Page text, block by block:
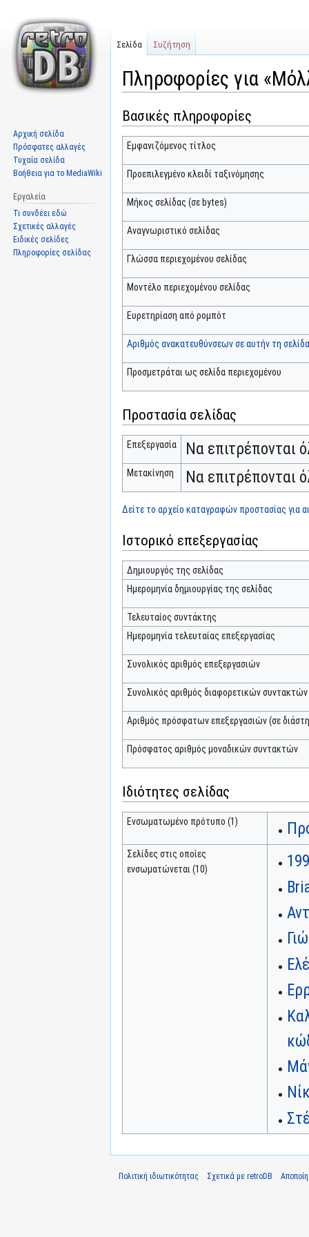
Πληροφορίες για
Μετάβαση
στην
πλοήγηση
Πήδηση
στην
αναζήτηση
Βασικές πληροφορίες
Εμφανιζόμενος τίτλος
Προεπιλεγμένο κλειδί ταξινόμησης
Μήκος σελίδας (σε bytes)
Αναγνωριστικό σελίδας
Γλώσσα περιεχομένου σελίδας
Μοντέλο περιεχομένου σελίδας
Ευρετηρίαση από ρομπότ
Αριθμός ανακατευθύνσεων σε αυτήν τη σελίδα
Προσμετράται ως σελίδα περιεχομένου
Προστασία σελίδας
Επεξεργασία Να επιτρέπονται
Μετακίνηση Να επιτρέπονται
Δείτε το αρχείο καταγραφών προστασίας για
Ιστορικό επεξεργασίας
Δημιουργός της σελίδας
Ημερομηνία δημιουργίας της σελίδας
Τελευταίος συντάκτης
Ημερομηνία τελευταίας επεξεργασίας
Συνολικός αριθμός επεξεργασιών
Συνολικός αριθμός διαφορετικών συντακτών
Αριθμός πρόσφατων επεξεργασιών (σε
Πρόσφατος αριθμός μοναδικών συντακτών
Ιδιότητες σελίδας
Ενσωματωμένο πρότυπο (1)
Σελίδες στις οποίες
ενσωματώνεται (10)
Σελίδα Συζήτηση
Αρχική σελίδα
Πρόσφατες αλλαγές
Τυχαία σελίδα
Βοήθεια για το MediaWiki
Εργαλεία
Τι συνδέει εδώ
Σχετικές αλλαγές
Ειδικές σελίδες
Πληροφορίες σελίδας
Πολιτική ιδιωτικότητας Σχετικά με retroDB